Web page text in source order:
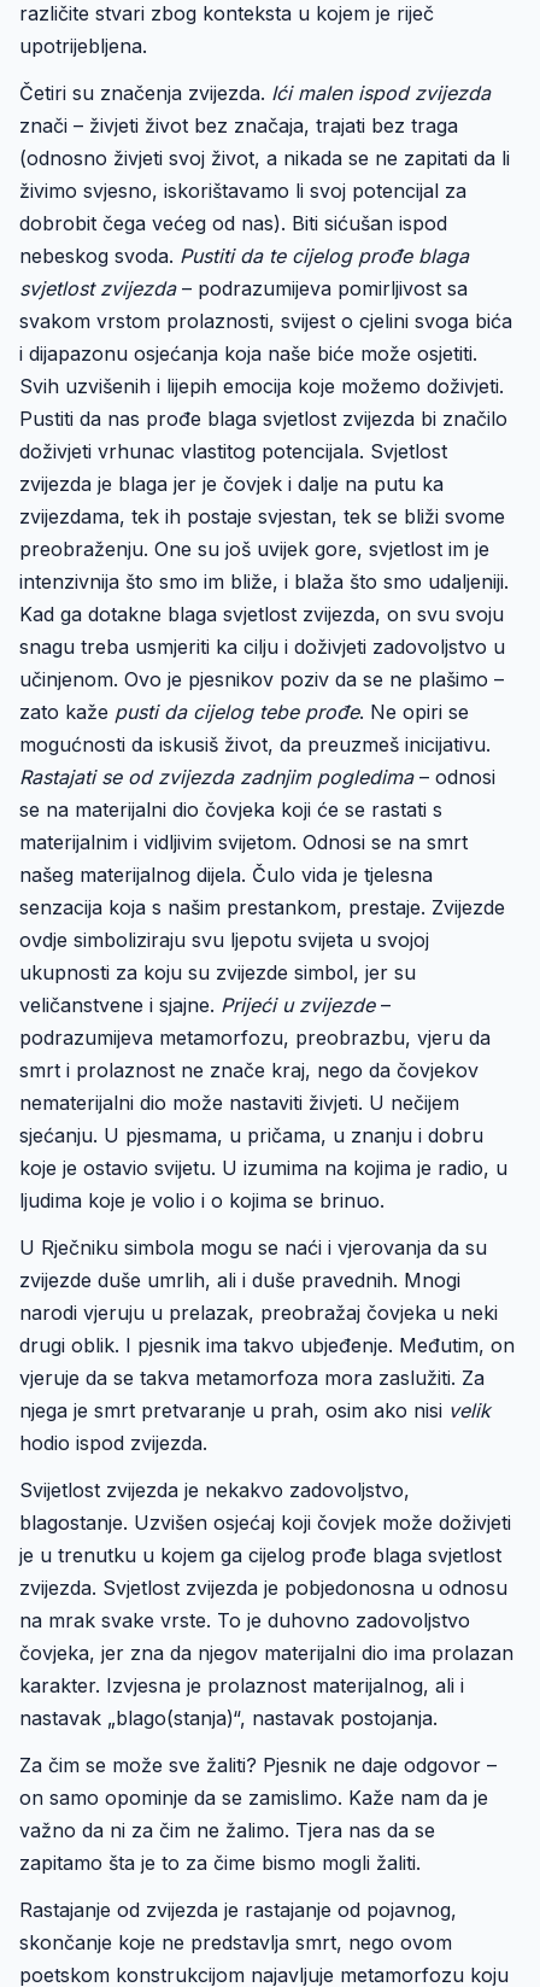
različite stvari zbog konteksta u kojem je riječ
upotrijebljena.
Četiri su značenja zvijezda. Ići malen ispod zvijezda
znači – živjeti život bez značaja, trajati bez traga
(odnosno živjeti svoj život, a nikada se ne zapitati da li
živimo svjesno, iskorištavamo li svoj potencijal za
dobrobit čega većeg od nas). Biti sićušan ispod
nebeskog svoda. Pustiti da te cijelog prođe blaga
svjetlost zvijezda– podrazumijeva pomirljivost sa
svakom vrstom prolaznosti, svijest o cjelini svoga bića
i dijapazonu osjećanja koja naše biće može osjetiti.
Svih uzvišenih i lijepih emocija koje možemo doživjeti.
Pustiti da nas prođe blaga svjetlost zvijezda bi značilo
doživjeti vrhunac vlastitog potencijala. Svjetlost
zvijezda je blaga jer je čovjek i dalje na putu ka
zvijezdama, tek ih postaje svjestan, tek se bliži svome
preobraženju. One su još uvijek gore, svjetlost im je
intenzivnija što smo im bliže, i blaža što smo udaljeniji.
Kad ga dotakne blaga svjetlost zvijezda, on svu svoju
snagu treba usmjeriti ka cilju i doživjeti zadovoljstvo u
učinjenom. Ovo je pjesnikov poziv da se ne plašimo –
zato kaže pusti da cijelog tebe prođe. Ne opiri se
mogućnosti da iskusiš život, da preuzmeš inicijativu.
Rastajati se od zvijezda zadnjim pogledima– odnosi
se na materijalni dio čovjeka koji će se rastati s
materijalnim i vidljivim svijetom. Odnosi se na smrt
našeg materijalnog dijela. Čulo vida je tjelesna
senzacija koja s našim prestankom, prestaje. Zvijezde
ovdje simboliziraju svu ljepotu svijeta u svojoj
ukupnosti za koju su zvijezde simbol, jer su
veličanstvene i sjajne. Prijeći u zvijezde–
podrazumijeva metamorfozu, preobrazbu, vjeru da
smrt i prolaznost ne znače kraj, nego da čovjekov
nematerijalni dio može nastaviti živjeti. U nečijem
sjećanju. U pjesmama, u pričama, u znanju i dobru
koje je ostavio svijetu. U izumima na kojima je radio, u
ljudima koje je volio i o kojima se brinuo.
U Rječniku simbola mogu se naći i vjerovanja da su
zvijezde duše umrlih, ali i duše pravednih. Mnogi
narodi vjeruju u prelazak, preobražaj čovjeka u neki
drugi oblik. I pjesnik ima takvo ubjeđenje. Međutim, on
vjeruje da se takva metamorfoza mora zaslužiti. Za
njega je smrt pretvaranje u prah, osim ako nisi velik
hodio ispod zvijezda.
Svijetlost zvijezda je nekakvo zadovoljstvo,
blagostanje. Uzvišen osjećaj koji čovjek može doživjeti
je u trenutku u kojem ga cijelog prođe blaga svjetlost
zvijezda. Svjetlost zvijezda je pobjedonosna u odnosu
na mrak svake vrste. To je duhovno zadovoljstvo
čovjeka, jer zna da njegov materijalni dio ima prolazan
karakter. Izvjesna je prolaznost materijalnog, ali i
nastavak „blago(stanja)“, nastavak postojanja.
Za čim se može sve žaliti? Pjesnik ne daje odgovor –
on samo opominje da se zamislimo. Kaže nam da je
važno da ni za čim ne žalimo. Tjera nas da se
zapitamo šta je to za čime bismo mogli žaliti.
Rastajanje od zvijezda je rastajanje od pojavnog,
skončanje koje ne predstavlja smrt, nego ovom
poetskom konstrukcijom najavljuje metamorfozu koju